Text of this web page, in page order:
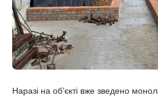
Наразі на об’єкті вже зведено